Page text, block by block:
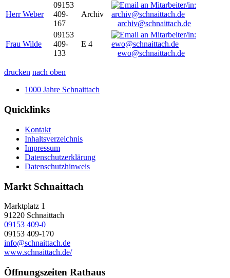
Herr Weber
09153
409-
167
Archiv
archiv@schnaittach.de
Frau Wilde
09153
409-
133
E 4
ewo@schnaittach.de
drucken nach oben
1000 Jahre Schnaittach
Quicklinks
Kontakt
Inhaltsverzeichnis
Impressum
Datenschutzerklärung
Datenschutzhinweis
Markt Schnaittach
Marktplatz 1
91220 Schnaittach
09153 409-0
09153 409-170
info@schnaittach.de
www.schnaittach.de/
Öffnungszeiten Rathaus